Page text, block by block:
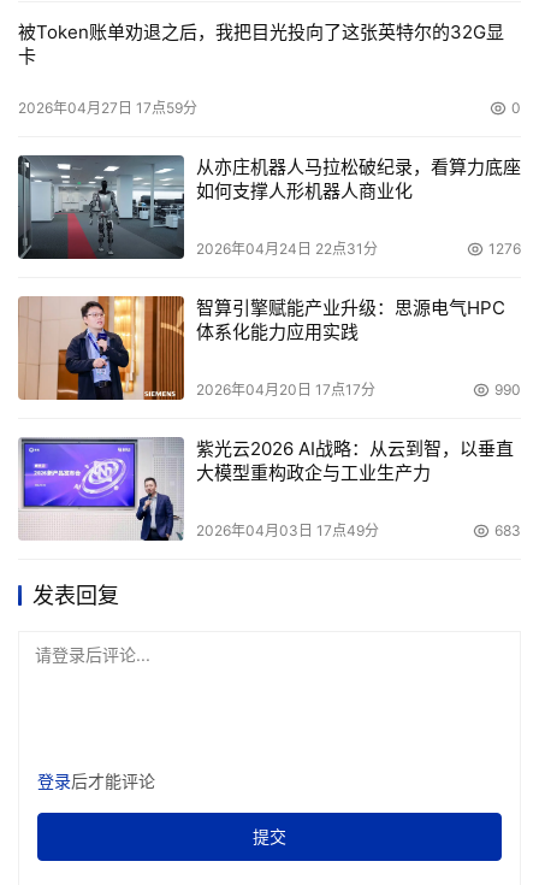
被Token账单劝退之后，我把目光投向了这张英特尔的32G显
卡
2026年04月27日 17点59分 0
从亦庄机器人马拉松破纪录，看算力底座
如何支撑人形机器人商业化
2026年04月24日 22点31分 1276
智算引擎赋能产业升级：思源电气HPC
体系化能力应用实践
2026年04月20日 17点17分 990
紫光云2026 AI战略：从云到智，以垂直
大模型重构政企与工业生产力
2026年04月03日 17点49分 683
发表回复
请登录后评论...
登录后才能评论
提交